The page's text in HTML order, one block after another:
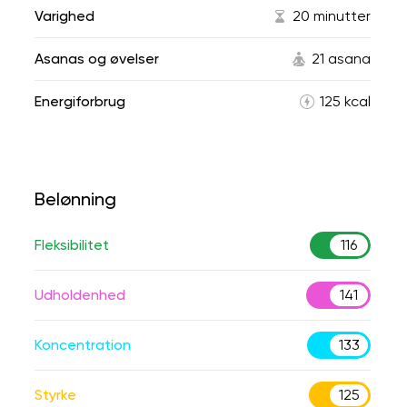
Varighed 20 minutter
Asanas og øvelser 21 asana
Energiforbrug 125 kcal
Belønning
Fleksibilitet 116
Udholdenhed 141
Koncentration 133
Styrke 125